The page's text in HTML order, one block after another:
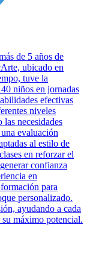
de 5 años de
ubicado en
tuve la
niños en jornadas
efectivas
niveles
necesidades
evaluación
al estilo de
en reforzar el
confianza
en
para
personalizado.
ayudando a cada
su máximo potencial.